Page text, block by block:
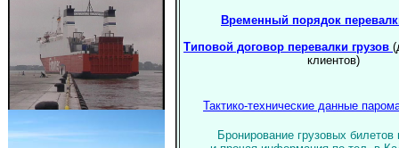
Временный порядок
Типовой договор перевалки грузов
клиентов)
Тактико-технические данные
Бронирование грузовых билетов